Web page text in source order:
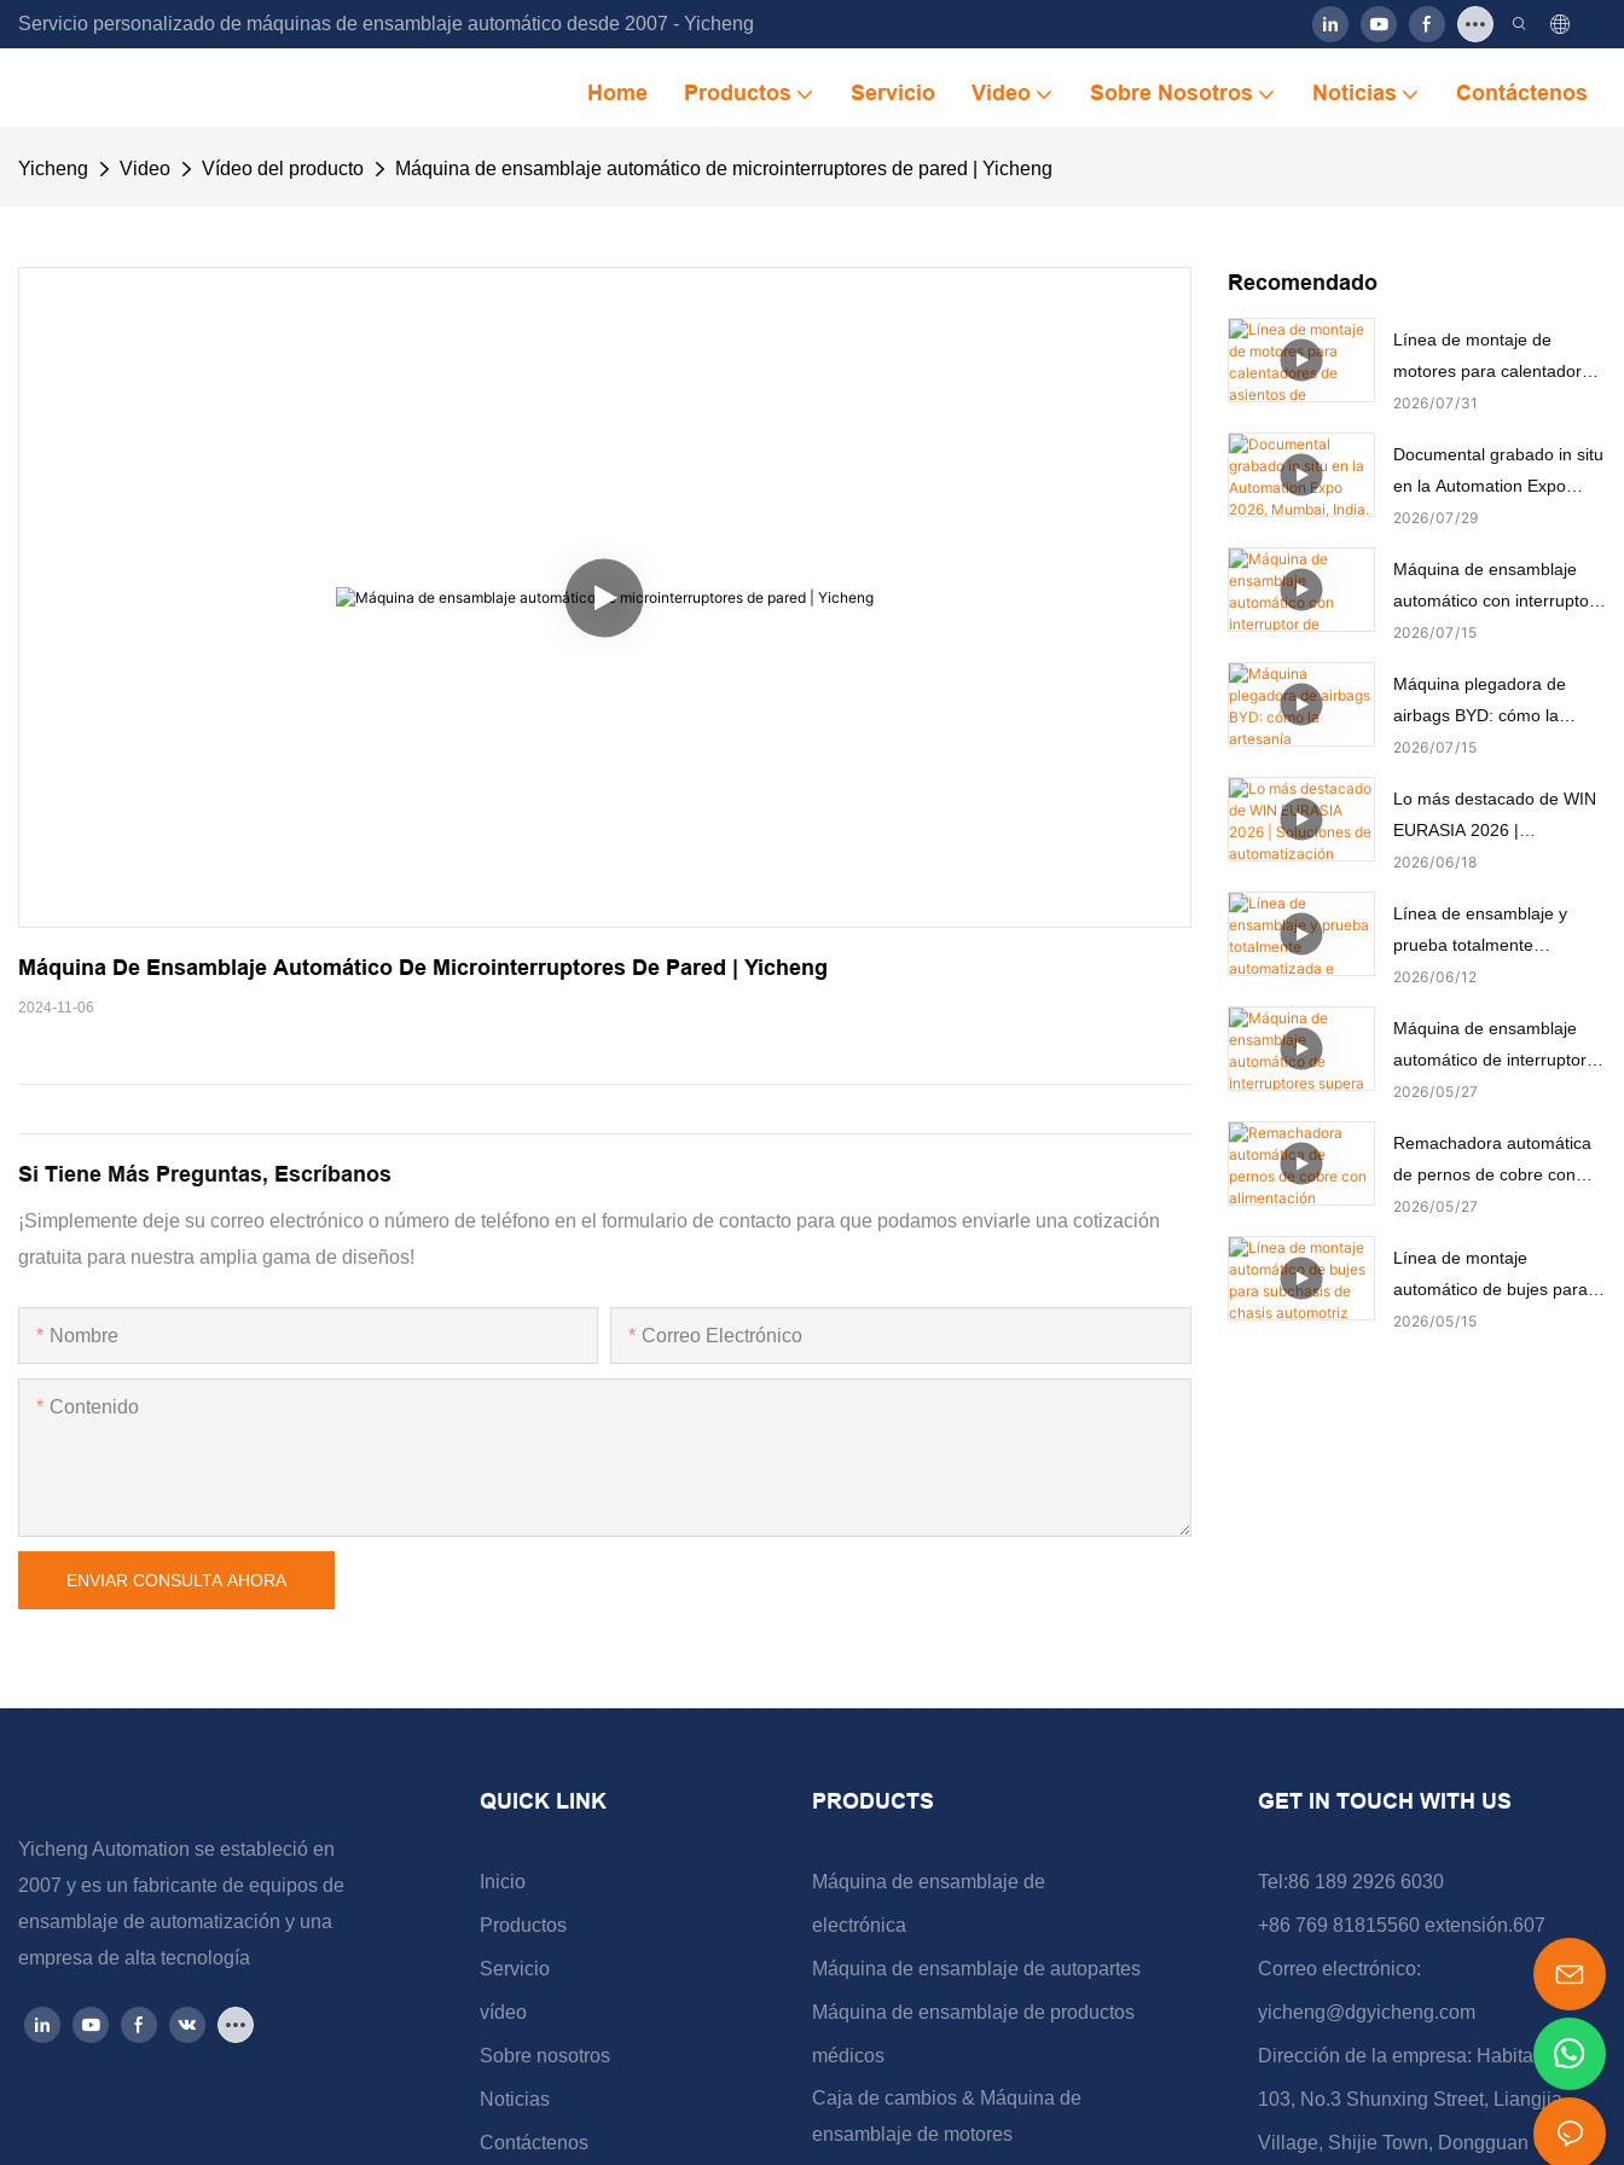
Servicio personalizado de máquinas de ensamblaje automático desde 2007 - Yicheng
Home Productos Servicio Video Sobre Nosotros Noticias Contáctenos
Yicheng Video Vídeo del producto Máquina de ensamblaje automático de microinterruptores de pared | Yicheng
Máquina De Ensamblaje Automático De Microinterruptores De Pared | Yicheng
2024-11-06
Si Tiene Más Preguntas, Escríbanos
¡Simplemente deje su correo electrónico o número de teléfono en el formulario de contacto para que podamos enviarle una cotización
gratuita para nuestra amplia gama de diseños!
Nombre Correo Electrónico
Contenido
ENVIAR CONSULTA AHORA
Recomendado
Línea de montaje de
motores para calentadores
de asientos de automóviles
2026 07 31
Documental grabado in situ
en la Automation Expo
2026, Mumbai, India.
2026 07 29
Máquina de ensamblaje
automático con interruptor
de alimentación, montaje y
2026 07 15
Máquina plegadora de
airbags BYD: cómo la
artesanía automatizada
2026 07 15
Lo más destacado de WIN
EURASIA 2026 |
Soluciones de
personalizadas para
electrónica, automoción,
medicina y motores
2026 06 18
Línea de ensamblaje y
prueba totalmente
automatizada e integrada
(componentes no estándar)
2026 06 12
Máquina de ensamblaje
automático de interruptores
supera con éxito la prueba
2026 05 27
Remachadora automática
de pernos de cobre con
alimentación automática y
2026 05 27
Línea de montaje
automático de bujes para
subchasis de chasis
2026 05 15
Yicheng Automation se estableció en
2007 y es un fabricante de equipos de
ensamblaje de automatización y una
empresa de alta tecnología
QUICK LINK
Inicio
Productos
Servicio
vídeo
Sobre nosotros
Noticias
Contáctenos
PRODUCTS
Máquina de ensamblaje de
electrónica
Máquina de ensamblaje de autopartes
Máquina de ensamblaje de productos
médicos
Caja de cambios & Máquina de
ensamblaje de motores
GET IN TOUCH WITH US
Tel:86 189 2926 6030
+86 769 81815560 extensión.607
Correo electrónico:
yicheng@dgyicheng.com
Dirección de la empresa: Habitación
103, No.3 Shunxing Street, Liangjia
Village, Shijie Town, Dongguan City,